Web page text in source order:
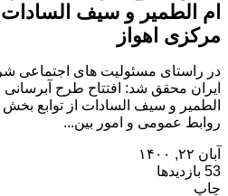
ام الطمیر و سیف
مرکزی اهواز
در راستای مسئولیت های اجتماعی
الطمیر و سیف السادات از توابع
روابط عمومی و امور بین...
آبان ۲۲, ۱۴۰۰
53 بازدیدها
چاپ